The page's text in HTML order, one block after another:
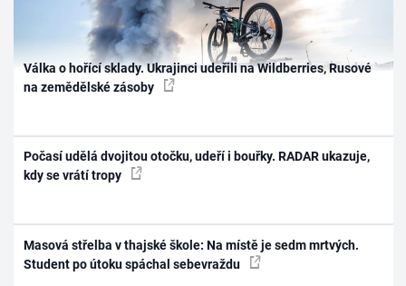
Válka o hořící sklady. Ukrajinci udeřili na Wildberries, Rusové
na zemědělské zásoby
Počasí udělá dvojitou otočku, udeří i bouřky. RADAR ukazuje,
kdy se vrátí tropy
Masová střelba v thajské škole: Na místě je sedm mrtvých.
Student po útoku spáchal sebevraždu